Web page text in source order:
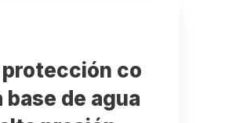
co
de agua